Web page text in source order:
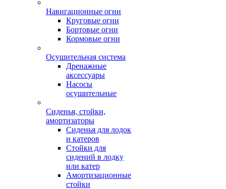
Навигационные огни
Круговые огни
Бортовые огни
Кормовые огни
Осушительная система
Дренажные
аксессуары
Насосы
осушительные
Сиденья, стойки,
амортизаторы
Сиденья для лодок
и катеров
Стойки для
сидений в лодку
или катер
Амортизационные
стойки